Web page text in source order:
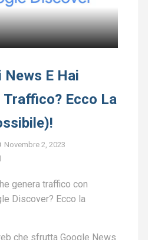
News E Hai
Traffico? Ecco La
Novembre 2, 2023
genera traffico con
Discover? Ecco la
che sfrutta Google News